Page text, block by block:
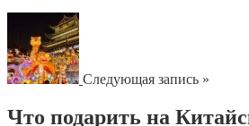
Следующая запись »
Что подарить на